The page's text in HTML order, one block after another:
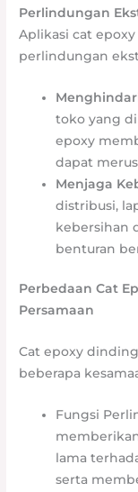
Perlindungan
Aplikasi cat
perlindungan
toko yang
epoxy
dapat
Menjaga
distribusi,
kebersihan
benturan
Perbedaan Cat
Persamaan
Cat epoxy
beberapa
Fungsi
lama
serta